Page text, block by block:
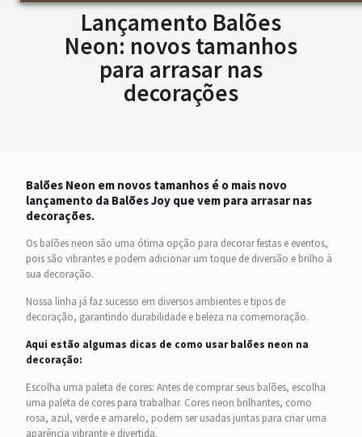
Lançamento Balões
Neon: novos tamanhos
para arrasar nas
decorações
Balões Neon em novos tamanhos é o mais novo
lançamento da Balões Joy que vem para arrasar nas
decorações.
Os balões neon são uma ótima opção para decorar festas e eventos,
pois são vibrantes e podem adicionar um toque de diversão e brilho à
sua decoração.
Nossa linha já faz sucesso em diversos ambientes e tipos de
decoração, garantindo durabilidade e beleza na comemoração.
Aqui estão algumas dicas de como usar balões neon na
decoração:
Escolha uma paleta de cores: Antes de comprar seus balões, escolha
uma paleta de cores para trabalhar. Cores neon brilhantes, como
rosa, azul, verde e amarelo, podem ser usadas juntas para criar uma
aparência vibrante e divertida.